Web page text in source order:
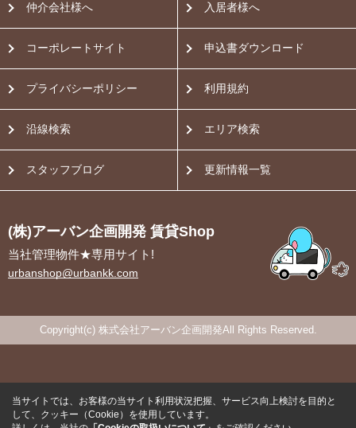
仲介会社様へ 入居者様へ
コーポレートサイト 申込書ダウンロード
プライバシーポリシー 利用規約
沿線検索 エリア検索
スタッフブログ 更新情報一覧
(株)アーバン企画開発 賃貸Shop
当社管理物件★専用サイト!
urbanshop@urbankk.com
Copyright(c) 株式会社アーバン企画開発All Rights Reserved.
当サイトでは、お客様の当サイト利用状況把握、サービス向上検討を目的と
して、クッキー（Cookie）を使用しています。